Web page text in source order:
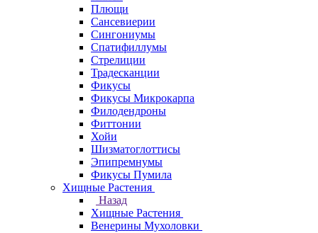
Плющи
Сансевиерии
Сингониумы
Спатифиллумы
Стрелиции
Традесканции
Фикусы
Фикусы Микрокарпа
Филодендроны
Фиттонии
Хойи
Шизматоглоттисы
Эпипремнумы
Фикусы Пумила
Хищные Растения
Назад
Хищные Растения
Венерины Мухоловки